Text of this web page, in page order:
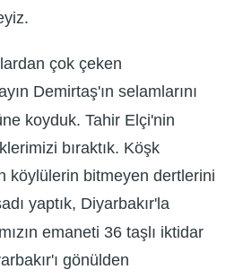
çok çeken
Demirtaş'ın selamlarını
koyduk. Tahir Elçi'nin
bıraktık. Köşk
köylülerin bitmeyen dertlerini
yaptık, Diyarbakır'la
emaneti 36 taşlı iktidar
gönülden